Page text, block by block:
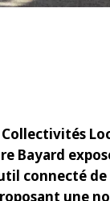
Bayard
connecté
une